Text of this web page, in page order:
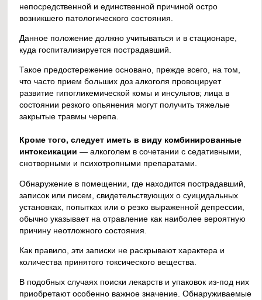
непосредственной и единственной причиной остро
возникшего патологического состояния.
Данное положение должно учитываться и в стационаре,
куда госпитализируется пострадавший.
Такое предостережение основано, прежде всего, на том,
что часто прием больших доз алкоголя провоцирует
развитие гипогликемической комы и инсультов; лица в
состоянии резкого опьянения могут получить тяжелые
закрытые травмы черепа.
Кроме того, следует иметь в виду комбинированные
интоксикации— алкоголем в сочетании с седативными,
снотворными и психотропными препаратами.
Обнаружение в помещении, где находится пострадавший,
записок или писем, свидетельствующих о суицидальных
установках, попытках или о резко выраженной депрессии,
обычно указывает на отравление как наиболее вероятную
причину неотложного состояния.
Как правило, эти записки не раскрывают характера и
количества принятого токсического вещества.
В подобных случаях поиски лекарств и упаковок из-под них
приобретают особенно важное значение. Обнаруживаемые